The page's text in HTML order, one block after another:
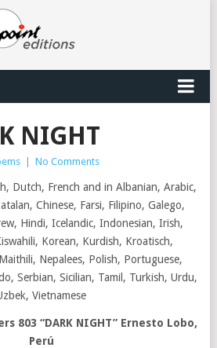
NIGHT
No Comments
Dutch, French and in Albanian, Arabic,
Chinese, Farsi, Filipino, Galego,
Hindi, Icelandic, Indonesian, Irish,
Korean, Kurdish, Kroatisch,
Nepalees, Polish, Portuguese,
Serbian, Sicilian, Tamil, Turkish, Urdu,
Vietnamese
803 “DARK NIGHT” Ernesto Lobo,
Perú